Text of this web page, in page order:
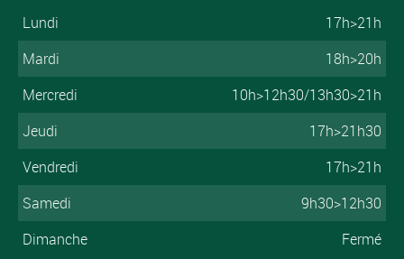
Lundi
17h>21h
Mardi
18h>20h
Mercredi
10h>12h30/13h30>21h
Jeudi
17h>21h30
Vendredi
17h>21h
Samedi
9h30>12h30
Dimanche
Fermé